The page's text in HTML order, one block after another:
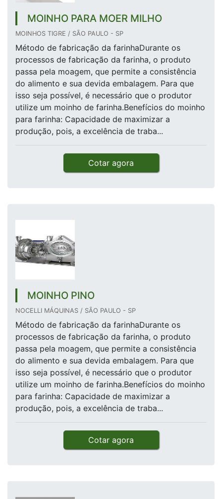
MOINHO PARA MOER MILHO
MOINHOS TIGRE / SÃO PAULO - SP
Método de fabricação da farinhaDurante os
processos de fabricação da farinha, o produto
passa pela moagem, que permite a consistência
do alimento e sua devida embalagem. Para que
isso seja possível, é necessário que o produtor
utilize um moinho de farinha.Benefícios do moinho
para farinha: Capacidade de maximizar a
produção, pois, a excelência de traba...
Cotar agora
MOINHO PINO
NOCELLI MÁQUINAS / SÃO PAULO - SP
Método de fabricação da farinhaDurante os
processos de fabricação da farinha, o produto
passa pela moagem, que permite a consistência
do alimento e sua devida embalagem. Para que
isso seja possível, é necessário que o produtor
utilize um moinho de farinha.Benefícios do moinho
para farinha: Capacidade de maximizar a
produção, pois, a excelência de traba...
Cotar agora